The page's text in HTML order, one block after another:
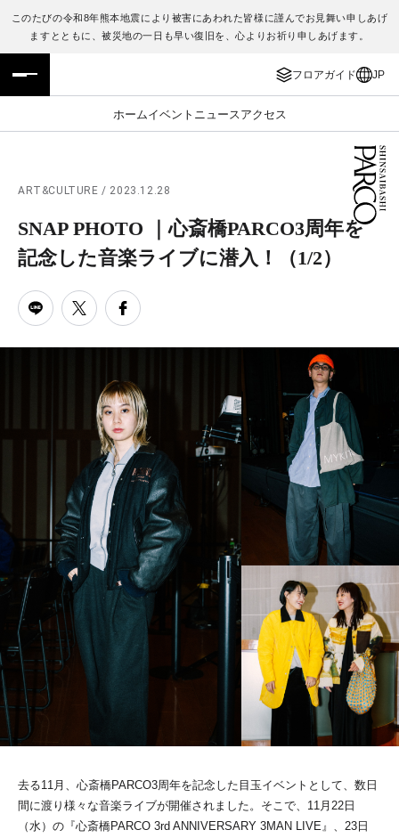
このたびの令和8年熊本地震により被害にあわれた皆様に謹んでお見舞い申しあげ
ますとともに、被災地の一日も早い復旧を、心よりお祈り申しあげます。
フロアガイド JP
ホームイベント ニュース アクセス
フロアガイド
施設案内・アクセス
レストラン・カフェ
TAX FREE
PARCOメンバーズ
ENGLISH
繁体字
ภาษาไทย
日本語
ART&CULTURE / 2023.12.28
SNAP PHOTO ｜心斎橋PARCO3周年を
記念した音楽ライブに潜入！
（1/2）
去る11月、心斎橋PARCO3周年を記念した目玉イベントとして、数日
間に渡り様々な音楽ライブが開催されました。そこで、11月22日
（水）の『心斎橋PARCO 3rd ANNIVERSARY 3MAN LIVE』、23日